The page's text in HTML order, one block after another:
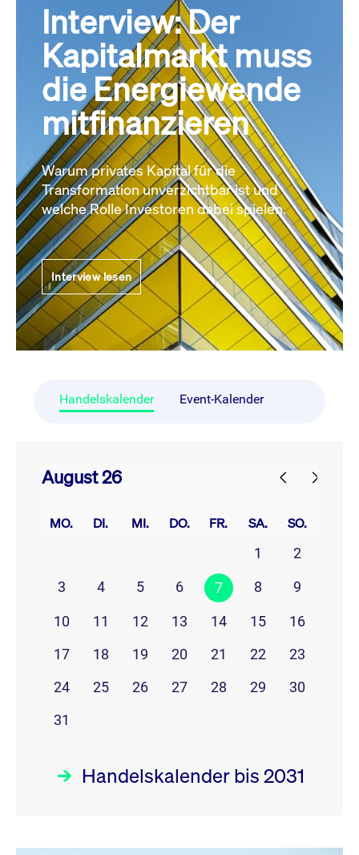
Interview: Der
Kapitalmarkt muss
die Energiewende
mitfinanzieren
Warum privates Kapital für die
Transformation unverzichtbar ist und
welche Rolle Investoren dabei spielen.
Interview lesen
Handelskalender Event-Kalender
August 26
MO. DI. MI. DO. FR. SA. SO.
1
2
3
4 5 6 7 8 9
10 11 12 13 14 15
16
17
18 19 20 21 22
23
24
25 26 27 28 29
30
31
Handelskalender bis 2031